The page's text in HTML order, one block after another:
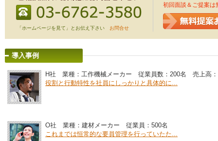
初回面談＆ご提案は
「ホームページを見て」とお伝え下さい お問合せ
導入事例
H社 業種：工作機械メーカー 従業員数：200名 売上高：
役割と行動特性を社員にしっかりと具体的に...
O社 業種：建材メーカー 従業員：500名
これまでは恒常的な要員管理を行っていたた...